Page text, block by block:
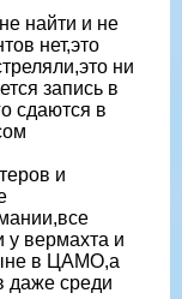
найти и не
нет,это
ни
запись в
сдаются в
и
вермахта и
в ЦАМО,а
даже среди